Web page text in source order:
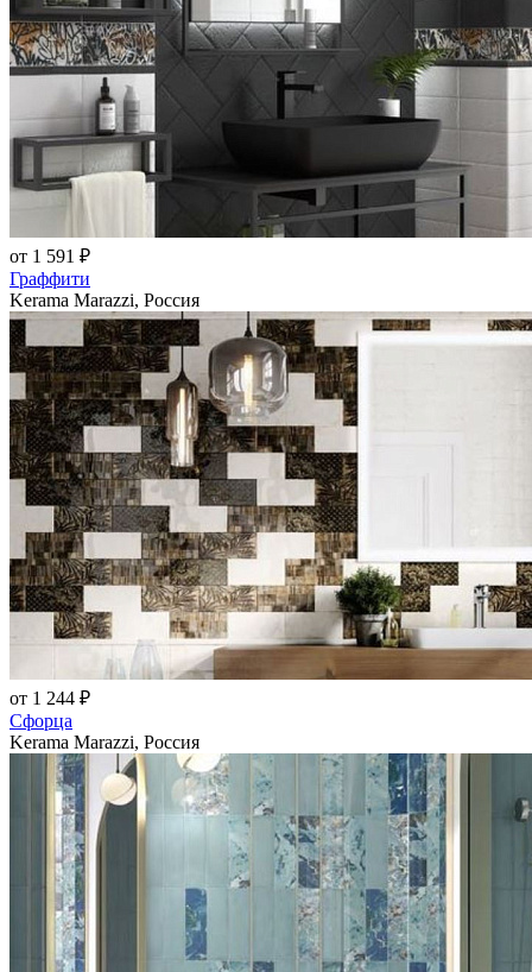
от 1 591 ₽
Граффити
Kerama Marazzi, Россия
от 1 244 ₽
Сфорца
Kerama Marazzi, Россия